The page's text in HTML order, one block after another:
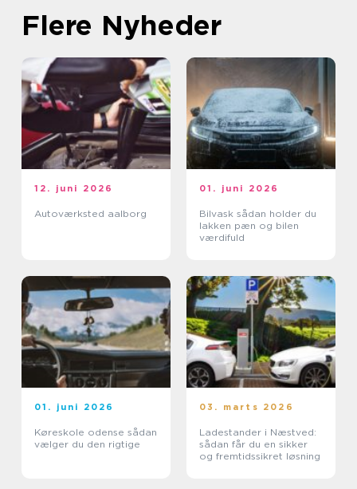
Flere Nyheder
12. juni 2026
Autoværksted aalborg
01. juni 2026
Bilvask sådan holder du
lakken pæn og bilen
værdifuld
01. juni 2026
Køreskole odense sådan
vælger du den rigtige
03. marts 2026
Ladestander i Næstved:
sådan får du en sikker
og fremtidssikret løsning